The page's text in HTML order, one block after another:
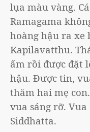
lụa màu vàng.
Ramagama
hoàng hậu ra xe
Kapilavatthu.
ấm rồi được đặt
hậu. Được tin,
thăm hai mẹ
vua sáng rỡ.
Siddhatta.